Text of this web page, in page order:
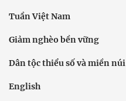
Tuần Việt Nam
Giảm nghèo bền vững
Dân tộc thiểu số và miền núi
English